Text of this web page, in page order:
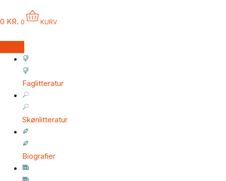
0 KR. 0 KURV
Faglitteratur
Skønlitteratur
Biografier